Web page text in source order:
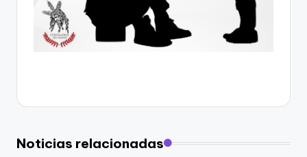
Noticias relacionadas